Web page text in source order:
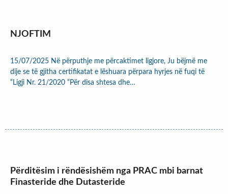
NJOFTIM
15/07/2025 Në përputhje me përcaktimet ligjore, Ju bëjmë me
dije se të gjitha certifikatat e lëshuara përpara hyrjes në fuqi të
“Ligji Nr. 21/2020 “Për disa shtesa dhe…
Përditësim i rëndësishëm nga PRAC mbi barnat
Finasteride dhe Dutasteride